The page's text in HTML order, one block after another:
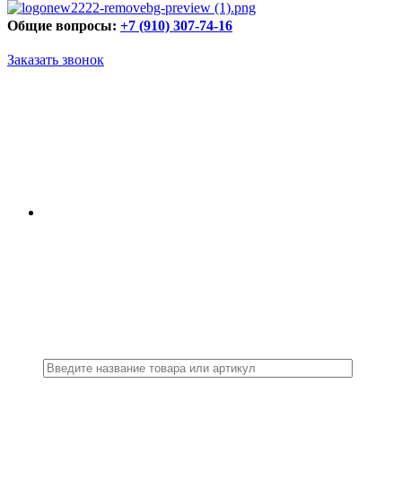
Общие вопросы: +7 (910) 307-74-16
Заказать звонок